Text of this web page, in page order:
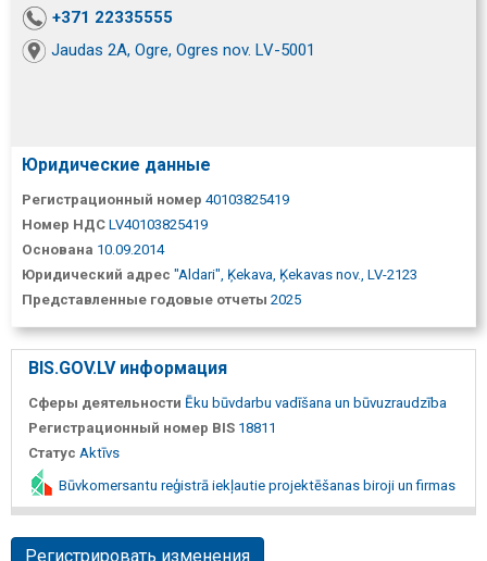
+371 22335555
Jaudas 2A, Ogre, Ogres nov. LV-5001
Юридические данные
Регистрационный номер 40103825419
Номер НДС LV40103825419
Основана 10.09.2014
Юридический адрес "Aldari", Ķekava, Ķekavas nov., LV-2123
Представленные годовые отчеты 2025
BIS.GOV.LV информация
Сферы деятельности Ēku būvdarbu vadīšana un būvuzraudzība
Регистрационный номер BIS 18811
Статус Aktīvs
Būvkomersantu reģistrā iekļautie projektēšanas biroji un firmas
Регистрировать изменения